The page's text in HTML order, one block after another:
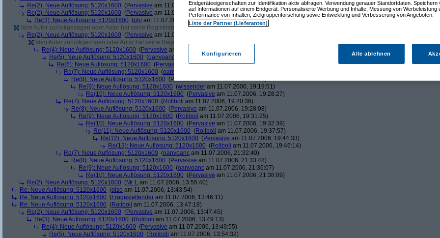
Re(2): Neue Auflösung: 5120x1600 (Pervasive am 11.07.2006, 13:41:12)
Re(2): Neue Auflösung: 5120x1600 (Pervasive am 11.07.2006, 13:51:49)
Re(3): Neue Auflösung: 5120x1600 (phj am 11.07.2006, 13:52:12)
Vom Autor zurückgezogen oder Autor hat seine Registrierung nicht bestätigt(Nagelfaram 11.07.2006, 13:41:09)
Re(2): Neue Auflösung: 5120x1600 (Pervasive am 11.07.2006, 13:41:43)
Vom Autor zurückgezogen oder Autor hat seine Registrierung nicht bestätigt(Nagelfar
Re(4): Neue Auflösung: 5120x1600 (Pervasive am 11.07.2006, 13:43:22)
Re(5): Neue Auflösung: 5120x1600 (oanvoanc
am 11.07.2006, 19:06:23)
Re(6): Neue Auflösung: 5120x1600 (Pervasive
am 11.07.2006, 19:16:41)
Re(7): Neue Auflösung: 5120x1600 (oanvoanc
Re(8): Neue Auflösung: 5120x1600 (Pervasiveam 11.07.2006, 19:18:54)
Re(9): Neue Auflösung: 5120x1600 (wissender am 11.07.2006, 19:19:51)
Re(10): Neue Auflösung: 5120x1600 (Pervasive am 11.07.2006, 19:28:27)
Re(7): Neue Auflösung: 5120x1600 (Roliboli am 11.07.2006, 19:20:36)
Re(8): Neue Auflösung: 5120x1600 (Pervasive am 11.07.2006, 19:28:08)
Re(9): Neue Auflösung: 5120x1600 (Roliboli am 11.07.2006, 19:31:25)
Re(10): Neue Auflösung: 5120x1600 (Pervasive am 11.07.2006, 19:32:39)
Re(11): Neue Auflösung: 5120x1600 (Roliboli am 11.07.2006, 19:37:57)
Re(12): Neue Auflösung: 5120x1600 (Pervasive am 11.07.2006, 19:44:33)
Re(13): Neue Auflösung: 5120x1600 (Roliboli am 11.07.2006, 19:46:14)
Re(7): Neue Auflösung: 5120x1600 (oanvoanc am 11.07.2006, 21:32:40)
Re(8): Neue Auflösung: 5120x1600 (Pervasive am 11.07.2006, 21:33:48)
Re(9): Neue Auflösung: 5120x1600 (oanvoanc am 11.07.2006, 21:36:07)
Re(10): Neue Auflösung: 5120x1600 (Pervasive am 11.07.2006, 21:38:09)
Re(2): Neue Auflösung: 5120x1600 (Mr L am 11.07.2006, 13:55:40)
Re: Neue Auflösung: 5120x1600 (dizo am 11.07.2006, 13:43:54)
Re: Neue Auflösung: 5120x1600 (Fragestellender am 11.07.2006, 13:46:11)
Re: Neue Auflösung: 5120x1600 (Roliboli am 11.07.2006, 13:47:18)
Re(2): Neue Auflösung: 5120x1600 (Pervasive am 11.07.2006, 13:47:45)
Re(3): Neue Auflösung: 5120x1600 (Roliboli am 11.07.2006, 13:49:13)
Re(4): Neue Auflösung: 5120x1600 (Pervasive am 11.07.2006, 13:49:55)
Re(5): Neue Auflösung: 5120x1600 (Roliboli am 11.07.2006, 13:54:32)
Endgeräteeigenschaften zur Identifikation aktiv abfragen. Verwendung genauer Standortdaten. Speichern
auf Informationen auf einem Endgerät. Personalisierte Werbung und Inhalte, Messung von Werbeleistung
Performance von Inhalten, Zielgruppenforschung sowie Entwicklung und Verbesserung von Angeboten.
Liste der Partner (Lieferanten)
Konfigurieren Alle ablehnen